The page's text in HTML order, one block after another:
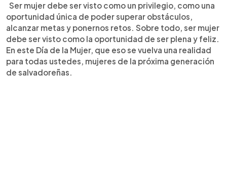
Ser mujer debe ser visto como un privilegio, como una
oportunidad única de poder superar obstáculos,
alcanzar metas y ponernos retos. Sobre todo, ser mujer
debe ser visto como la oportunidad de ser plena y feliz.
En este Día de la Mujer, que eso se vuelva una realidad
para todas ustedes, mujeres de la próxima generación
de salvadoreñas.